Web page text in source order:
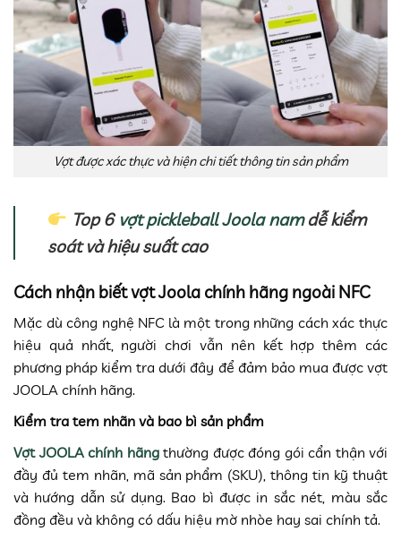
Vợt được xác thực và hiện chi tiết thông tin sản phẩm
Top 6 vợt pickleball Joola namdễ kiểm
soát và hiệu suất cao
Cách nhận biết vợt Joola chính hãng ngoài NFC
Mặc dù công nghệ NFC là một trong những cách xác thực
hiệu quả nhất, người chơi vẫn nên kết hợp thêm các
phương pháp kiểm tra dưới đây để đảm bảo mua được vợt
JOOLA chính hãng.
Kiểm tra tem nhãn và bao bì sản phẩm
Vợt JOOLA chính hãngthường được đóng gói cẩn thận với
đầy đủ tem nhãn, mã sản phẩm (SKU), thông tin kỹ thuật
và hướng dẫn sử dụng. Bao bì được in sắc nét, màu sắc
đồng đều và không có dấu hiệu mờ nhòe hay sai chính tả.